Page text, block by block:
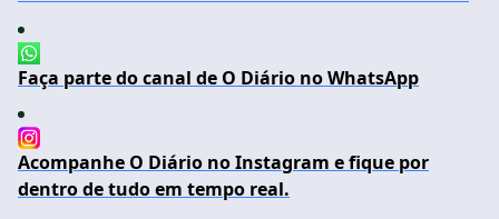
Faça parte do canal de O Diário no WhatsApp
Acompanhe O Diário no Instagram e fique por
dentro de tudo em tempo real.